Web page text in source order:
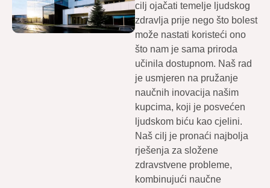
cilj ojačati temelje ljudskog
zdravlja prije nego što bolest
može nastati koristeći ono
što nam je sama priroda
učinila dostupnom. Naš rad
je usmjeren na pružanje
naučnih inovacija našim
kupcima, koji je posvećen
ljudskom biću kao cjelini.
Naš cilj je pronaći najbolja
rješenja za složene
zdravstvene probleme,
kombinujući naučne